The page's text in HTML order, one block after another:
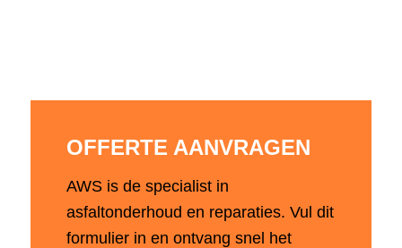
OFFERTE AANVRAGEN
AWS is de specialist in
asfaltonderhoud en reparaties. Vul dit
formulier in en ontvang snel het